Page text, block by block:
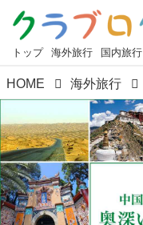
トップ 海外旅行 国内旅行
HOME 海外旅行